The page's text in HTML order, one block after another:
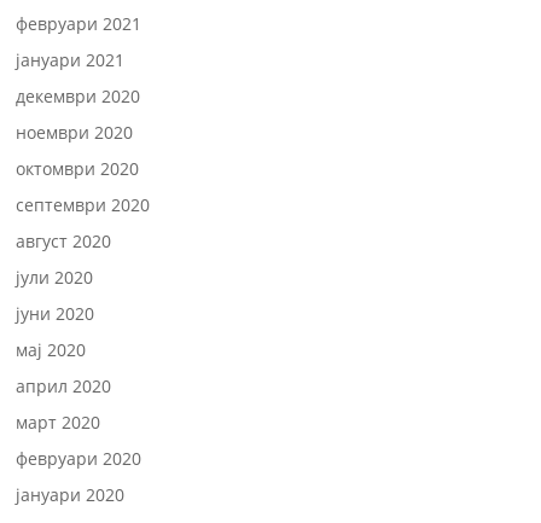
февруари 2021
јануари 2021
декември 2020
ноември 2020
октомври 2020
септември 2020
август 2020
јули 2020
јуни 2020
мај 2020
април 2020
март 2020
февруари 2020
јануари 2020